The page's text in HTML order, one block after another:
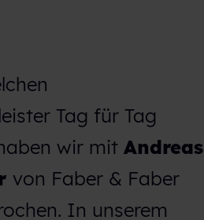
Tag für Tag
wir mit Andreas
von Faber & Faber
In unserem